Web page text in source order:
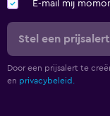
E-mail mij
Stel een
Door een prijsalert te
en privacybeleid.